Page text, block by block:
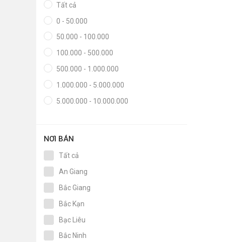
• Kỹ thuật - Công nghệ
•
Tất cả
0 - 50.000
50.000 - 100.000
100.000 - 500.000
500.000 - 1.000.000
1.000.000 - 5.000.000
5.000.000 - 10.000.000
NƠI BÁN
Tất cả
An Giang
Bắc Giang
Bắc Kạn
Bạc Liêu
Bắc Ninh